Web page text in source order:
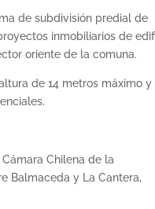
de subdivisión predial de
inmobiliarios de
oriente de la comuna.
de 14 metros máximo y
Chilena de la
Balmaceda y La Cantera,